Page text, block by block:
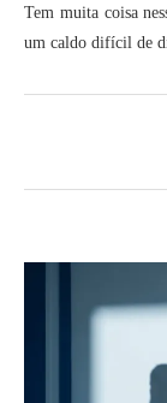
Tem muita coisa
um caldo difícil de